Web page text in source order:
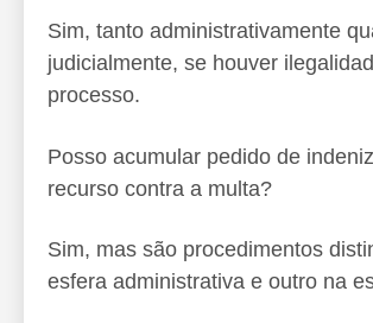
Sim, tanto administrativamente
judicialmente, se houver
processo.
Posso acumular pedido de
recurso contra a multa?
Sim, mas são procedimentos
esfera administrativa e outro na